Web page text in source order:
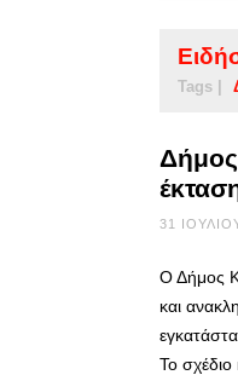
Tags |
31
Ο Δήμος
και
Το